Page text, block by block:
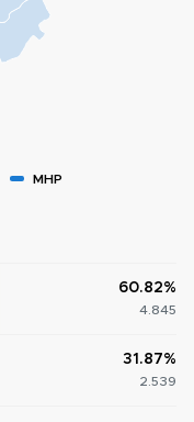
MHP
60.82%
4.845
31.87%
2.539